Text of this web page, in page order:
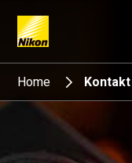
Search keyword(s)
Home Kontakt